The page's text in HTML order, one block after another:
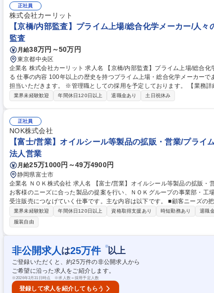
学メーカー/年間休日123日
正社員
株式会社カーリット
【京橋/内部監査】プライム上場/総合化学メーカー/人
監査
月給38万円～50万円
東京都中央区
企業名 株式会社カーリット 求人名 【京橋/内部監査】プライム上場/総合化学メーカー/人々の暮らしと産業を支え
る 仕事の内容 100年以上の歴史を持つプライム上場・総合化学メーカーである当社において、内部監査業務をご
担当いただきます。 ※管理職としての採用を予定しております。 【業務詳細】・内部監査計画の策定 ・監査実施
（現場監査） ・監査報告書の作成・報告 ・内部統制・リスク管理の支援
業界未経験歓迎 年間休日120日以上 退職金あり 土日祝休み
正社員
NOK株式会社
【富士/営業】オイルシール等製品の拡販・営業/プライ
法人営業
月給25万1000円～49万4900円
静岡県富士市
企業名 ＮＯＫ株式会社 求人名 【富士/営業】オイルシール等製品の拡販・営業/プライム上場/WLB◎ 仕事の内容
お客様のニーズに合った製品の提案を行い、ＮＯＫグループの事業部・工
受注販売につなげていく仕事です。主な内容は以下です。 ■顧客ニーズの把握と製品提案：取引先の課題や要望を
ヒアリングし、最適な製品・仕様を提案/見積作成や価格交渉 ■社内（技術
部・工場と連携し、仕様確認・納期調整・品質対応を実施/顧客の要望を社
荷をサポート ■受注後フォローと顧客対応：受注内容の社内展開、進捗管
や追加提案など、顧客との継続的な関係構築 募集職種 【富士/営業】オイルシール等製品の拡販・営業/プライム
上場/WLB◎
業界未経験歓迎 年間休日120日以上 資格取得支援あり 時短勤務あり 退職
服装自由
非公開求人 は25万件 ※以上
ご登録いただくと、約25万件の非公開求人から
ご希望に沿った求人をご紹介します。
※2026年3月31日時点 ※求人数＝採用予定人数
登録して求人を紹介してもらう